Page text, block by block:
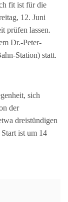
fit ist für die
12. Juni
prüfen lassen.
Dr.-Peter-
Station) statt.
sich
der
dreistündigen
ist um 14